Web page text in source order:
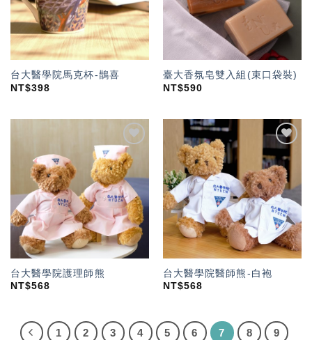
台大醫學院馬克杯-鵲喜
NT$398
臺大香氛皂雙入組(束口袋裝)
NT$590
加入
「願
望輕
單」
台大醫學院護理師熊
NT$568
加入
「願
望輕
單」
台大醫學院醫師熊-白袍
NT$568
1 2 3 4 5 6 7 8
9